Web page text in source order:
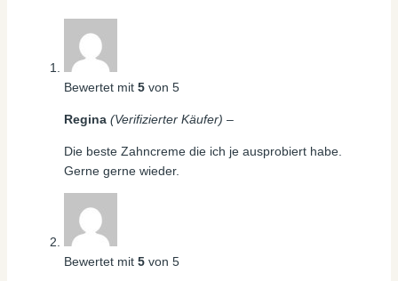
Bewertet mit 5 von 5
Regina (Verifizierter Käufer) –
Die beste Zahncreme die ich je ausprobiert habe.
Gerne gerne wieder.
Bewertet mit 5 von 5